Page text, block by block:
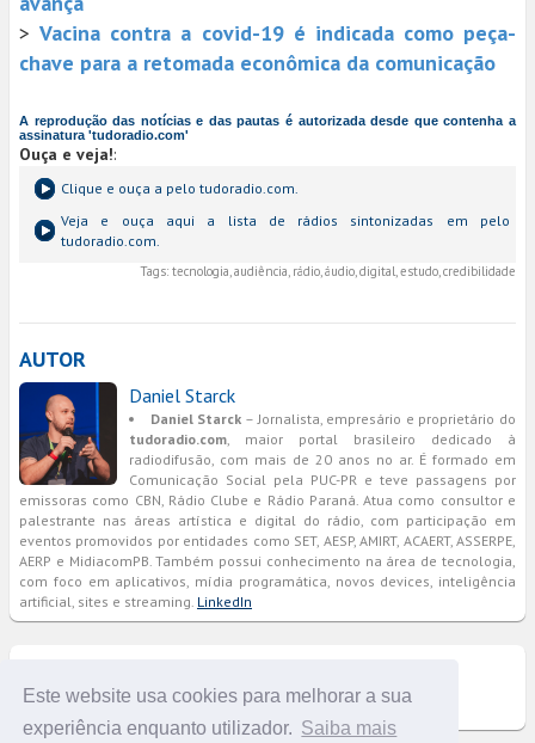
Este website usa cookies para melhorar a sua
experiência enquanto utilizador. Saiba mais
>Vacina contra a covid-19 é indicada como peça-
chave para a retomada econômica da comunicação
A reprodução das notícias e das pautas é autorizada desde que contenha a
assinatura 'tudoradio.com'
Ouça e veja!:
Clique e ouça a pelo tudoradio.com.
Veja e ouça aqui a lista de rádios sintonizadas em pelo
tudoradio.com.
Tags: tecnologia, audiência, rádio, áudio, digital, estudo, credibilidade
AUTOR
Daniel Starck
Daniel Starck – Jornalista, empresário e proprietário do
tudoradio.com, maior portal brasileiro dedicado à
radiodifusão, com mais de 20 anos no ar. É formado em
Comunicação Social pela PUC-PR e teve passagens por
emissoras como CBN, Rádio Clube e Rádio Paraná. Atua como consultor e
palestrante nas áreas artística e digital do rádio, com participação em
eventos promovidos por entidades como SET, AESP, AMIRT, ACAERT, ASSERPE,
AERP e MidiacomPB. Também possui conhecimento na área de tecnologia,
com foco em aplicativos, mídia programática, novos devices, inteligência
artificial, sites e streaming. LinkedIn